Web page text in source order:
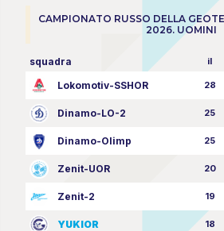
CAMPIONATO RUSSO DELLA
2026. UOMINI
squadra il
Lokomotiv-SSHOR 28
Dinamo-LO-2 25
Dinamo-Olimp 25
Zenit-UOR 20
Zenit-2 19
YUKIOR 18